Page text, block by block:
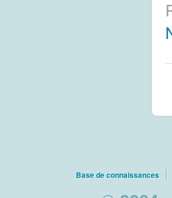
Base de connaissances